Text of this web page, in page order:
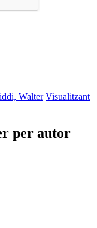
Walter Visualitzant
per autor